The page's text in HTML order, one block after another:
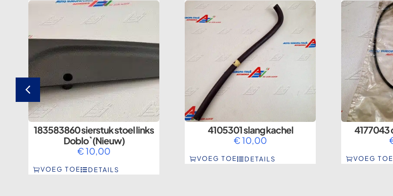
183583860 sierstuk stoel links
Doblo` (Nieuw)
€10,00
VOEG TOE DETAILS
4105301 slang kachel
€10,00
VOEG TOE DETAILS
4177043
VOEG TOE